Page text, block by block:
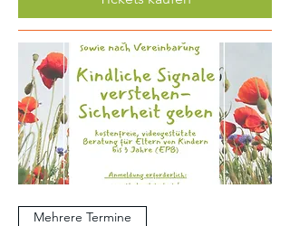
Mehrere Termine